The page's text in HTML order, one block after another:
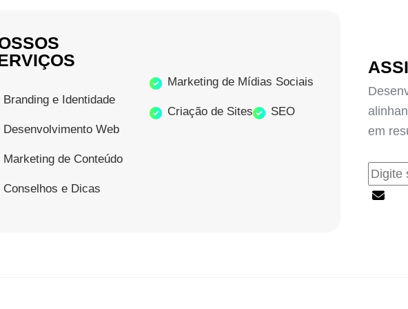
Branding e Identidade
Desenvolvimento Web
Marketing de Conteúdo
Conselhos e Dicas
Marketing de Mídias Sociais
Criação de Sites SEO
em